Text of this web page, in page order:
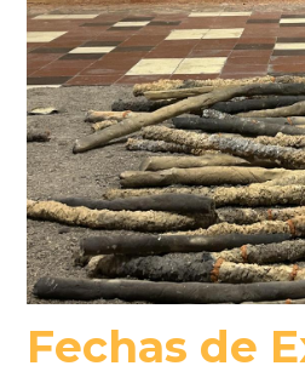
Fechas de